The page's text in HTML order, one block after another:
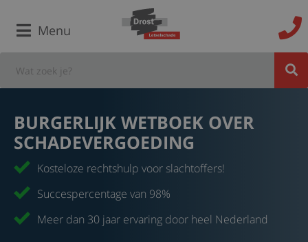
Menu
BURGERLIJK WETBOEK OVER
SCHADEVERGOEDING
Kosteloze rechtshulp voor slachtoffers!
Succespercentage van 98%
Meer dan 30 jaar ervaring door heel Nederland